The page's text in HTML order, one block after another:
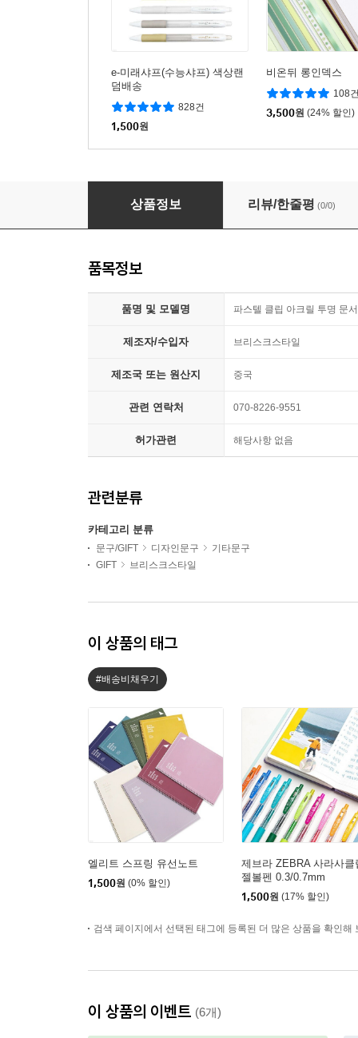
e-미래샤프(수능샤프) 색상랜
덤배송
828건
1,500원
비온뒤 롱인덱스
108
3,500원 (24% 할인)
파스텔 클립 아크릴 투명 문서 정리 서류집게
상품정보 리뷰/한줄평 (0/0)
품목정보
품명 및 모델명 파스텔 클립 아크릴 투명 문
제조자/수입자 브리스크스타일
제조국 또는 원산지 중국
관련 연락처 070-8226-9551
허가관련 해당사항 없음
관련분류
카테고리 분류
문구/GIFT 디자인문구
기타문구
GIFT
브리스크스타일
이 상품의 태그
#배송비채우기
엘리트 스프링 유선노트
1,500원 (0% 할인)
제브라 ZEBRA 사라사클
젤볼펜 0.3/0.7mm
1,500원 (17% 할인)
검색 페이지에서 선택된 태그에 등록된 더 많은 상품을 확인해
이 상품의 이벤트 (6개)